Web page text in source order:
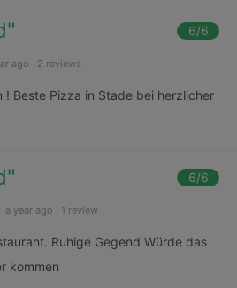
" 6/6
ago · 2 reviews
! Beste Pizza in Stade bei herzlicher
" 6/6
a year ago · 1 review
Ruhige Gegend Würde das
kommen